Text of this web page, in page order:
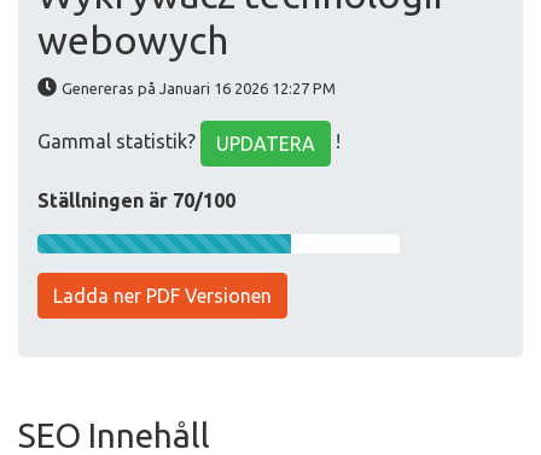
webowych
Genereras på Januari 16 2026 12:27 PM
Gammal statistik? UPDATERA !
Ställningen är 70/100
Ladda ner PDF Versionen
SEO Innehåll